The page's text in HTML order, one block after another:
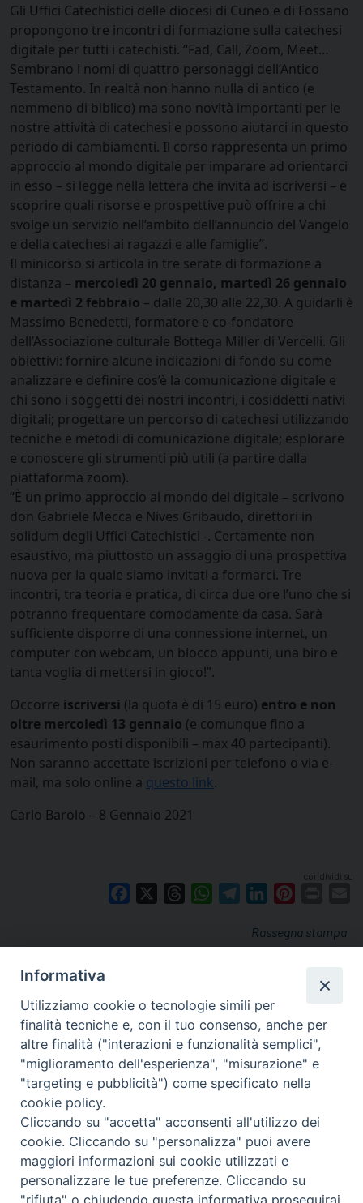
Gli Uffici Catechistici delle diocesi di Cuneo e di Fossano
propongono tre incontri di formazione sulla catechesi
digitale per tutti i catechisti. “Fad, Call, Zoom, Meet…
Sembrano i nomi di quattro personaggi dell’Antico
Testamento. In realtà non hanno nulla di antico (e
nemmeno di biblico) ma sono novità importanti per le
nostre attività di catechesi e possono aiutarci in questo
periodo di cambiamenti. Il corso rappresenta un primo
approccio al mondo digitale per imparare ad orientarci
in esso – si legge nella lettera che invita ad iscriversi – e
scoprire quali risorse e prospettive può offrire a chi
svolge un servizio nell’ambito dell’annuncio del Vangelo
e della catechesi ai ragazzi e alle famiglie”.
Il minicorso si articola in tre serate di formazione a
distanza – mercoledì 20 gennaio, martedì 26 gennaio
e martedì 2 febbraio – dalle 20,30 alle 22,30. A guidarli è
Massimo Benedetti, formatore e co-fondatore
dell’Associazione culturale Bottega Miller di Vercelli. Gli
obiettivi: fornire alcune indicazioni di fondo su come
analizzare e definire cos’è la comunicazione digitale e
chi sono i soggetti dei nostri incontri, i cosiddetti nativi
digitali; progettare un percorso di catechesi utilizzando
tecniche e metodi di comunicazione digitale; esplorare
e conoscere gli strumenti più utili (a partire dalla
piattaforma zoom).
“È un primo approccio al mondo del digitale – scrivono
don Gabriele Mecca e Nives Gribaudo, direttori in
solidum degli Uffici Catechistici -. Certamente non
esaustivo, ma piuttosto un assaggio di una prospettiva
nuova per la quale siamo invitati a formarci. Tre
incontri, tra teoria e pratica, di circa due ore l’uno che si
potranno frequentare comodamente da casa. Sarà
sufficiente disporre di una connessione internet, un
computer con webcam, un blocco appunti, una biro e
tanta voglia di mettersi in gioco!”.
Occorre iscriversi (la quota è di 15 euro) entro e non
oltre mercoledì 13 gennaio (e comunque fino a
esaurimento posti disponibili – max 40 partecipanti).
Non saranno accettate iscrizioni per telefono o via e-
mail, ma solo online a questo link.
Carlo Barolo – 8 Gennaio 2021
condividi su
Facebook ThreadsWhatsAppTelegramLinkedIn
Rassegna stampa
via Amedeo Rossi, 28 - 12100 Cuneo
segreteriagenerale@diocesicuneofossano.it
c.f. 96017380047
Informativa
Utilizziamo cookie o tecnologie simili per
finalità tecniche e, con il tuo consenso, anche per
altre finalità ("interazioni e funzionalità semplici",
"miglioramento dell'esperienza", "misurazione" e
"targeting e pubblicità") come specificato nella
cookie policy.
Cliccando su "accetta" acconsenti all'utilizzo dei
cookie. Cliccando su "personalizza" puoi avere
maggiori informazioni sui cookie utilizzati e
personalizzare le tue preferenze. Cliccando su